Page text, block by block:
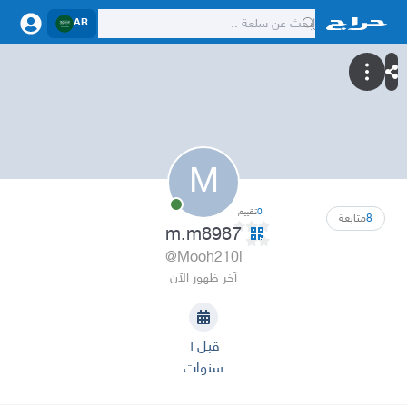
AR
M
8متابعة 0تقييم
m.m8987
@Mooh210l
آخر ظهور الآن
قبل ٦
سنوات